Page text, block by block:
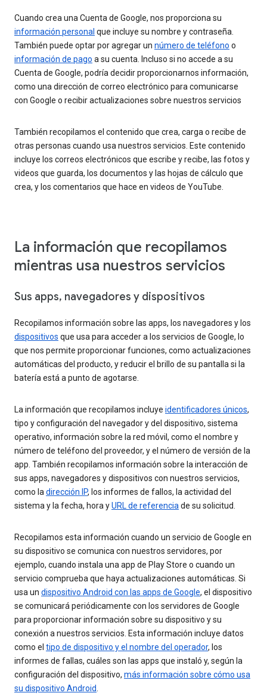
Cuando crea una Cuenta de Google, nos proporciona su
información personal que incluye su nombre y contraseña.
También puede optar por agregar un número de teléfono o
información de pago a su cuenta. Incluso si no accede a su
Cuenta de Google, podría decidir proporcionarnos información,
como una dirección de correo electrónico para comunicarse
con Google o recibir actualizaciones sobre nuestros servicios
También recopilamos el contenido que crea, carga o recibe de
otras personas cuando usa nuestros servicios. Este contenido
incluye los correos electrónicos que escribe y recibe, las fotos y
videos que guarda, los documentos y las hojas de cálculo que
crea, y los comentarios que hace en videos de YouTube.
La información que recopilamos
mientras usa nuestros servicios
Sus apps, navegadores y dispositivos
Recopilamos información sobre las apps, los navegadores y los
dispositivos que usa para acceder a los servicios de Google, lo
que nos permite proporcionar funciones, como actualizaciones
automáticas del producto, y reducir el brillo de su pantalla si la
batería está a punto de agotarse.
La información que recopilamos incluye identificadores únicos,
tipo y configuración del navegador y del dispositivo, sistema
operativo, información sobre la red móvil, como el nombre y
número de teléfono del proveedor, y el número de versión de la
app. También recopilamos información sobre la interacción de
sus apps, navegadores y dispositivos con nuestros servicios,
como ladirección IP, los informes de fallos, la actividad del
sistema y la fecha, hora yURL de referenciade su solicitud.
Recopilamos esta información cuando un servicio de Google en
su dispositivo se comunica con nuestros servidores, por
ejemplo, cuando instala una app de Play Store o cuando un
servicio comprueba que haya actualizaciones automáticas. Si
usa un dispositivo Android con las apps de Google, el dispositivo
se comunicará periódicamente con los servidores de Google
para proporcionar información sobre su dispositivo y su
conexión a nuestros servicios. Esta información incluye datos
como el tipo de dispositivo y el nombre del operador, los
informes de fallas, cuáles son las apps que instaló y, según la
configuración del dispositivo, más información sobre cómo usa
su dispositivo Android.